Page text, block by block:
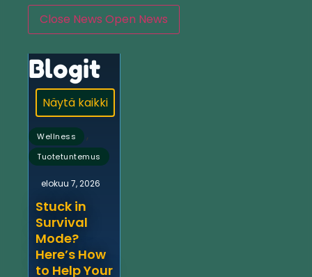
Close News Open News
Blogit
Näytä kaikki
Wellness ,
Tuotetuntemus
elokuu 7, 2026
Stuck in
Survival
Mode?
Here’s How
to Help Your